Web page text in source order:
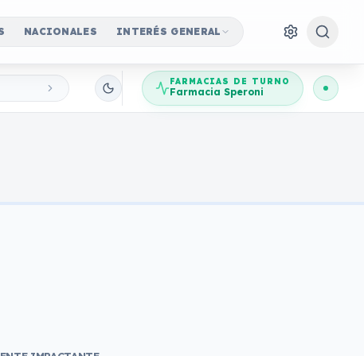
NACIONALES INTERÉS GENERAL
FARMACIAS DE TURNO
Farmacia Speroni